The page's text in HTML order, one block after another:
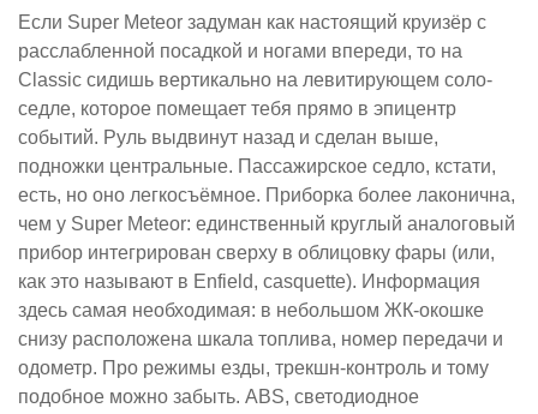
Если Super Meteor задуман как настоящий круизёр с
расслабленной посадкой и ногами впереди, то на
Classic сидишь вертикально на левитирующем соло-
седле, которое помещает тебя прямо в эпицентр
событий. Руль выдвинут назад и сделан выше,
подножки центральные. Пассажирское седло, кстати,
есть, но оно легкосъёмное. Приборка более лаконична,
чем у Super Meteor: единственный круглый аналоговый
прибор интегрирован сверху в облицовку фары (или,
как это называют в Enfield, casquette). Информация
здесь самая необходимая: в небольшом ЖК-окошке
снизу расположена шкала топлива, номер передачи и
одометр. Про режимы езды, трекшн-контроль и тому
подобное можно забыть. ABS, светодиодное